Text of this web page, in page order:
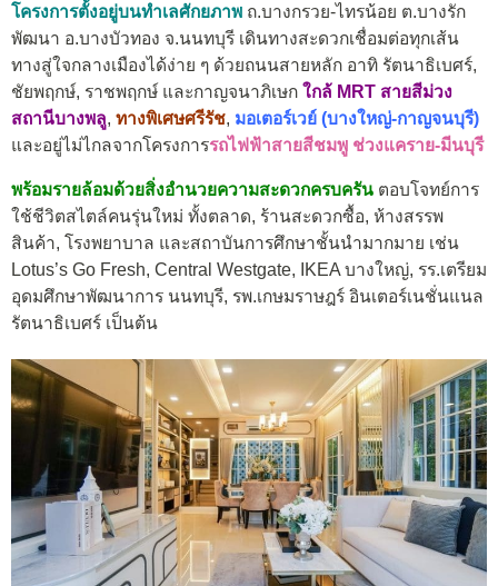
โครงการตั้งอยู่บนทำเลศักยภาพ ถ.บางกรวย-ไทรน้อย ต.บางรัก
พัฒนา อ.บางบัวทอง จ.นนทบุรี เดินทางสะดวกเชื่อมต่อทุกเส้น
ทางสู่ใจกลางเมืองได้ง่าย ๆ ด้วยถนนสายหลัก อาทิ รัตนาธิเบศร์,
ชัยพฤกษ์, ราชพฤกษ์ และกาญจนาภิเษก ใกล้ MRT สายสีม่วง
สถานีบางพลู, ทางพิเศษศรีรัช, มอเตอร์เวย์ (บางใหญ่-กาญจนบุรี)
และอยู่ไม่ไกลจากโครงการรถไฟฟ้าสายสีชมพู ช่วงแคราย-มีนบุรี
พร้อมรายล้อมด้วยสิ่งอำนวยความสะดวกครบครัน ตอบโจทย์การ
ใช้ชีวิตสไตล์คนรุ่นใหม่ ทั้งตลาด, ร้านสะดวกซื้อ, ห้างสรรพ
สินค้า, โรงพยาบาล และสถาบันการศึกษาชั้นนำมากมาย เช่น
Lotus’s Go Fresh, Central Westgate, IKEA บางใหญ่, รร.เตรียม
อุดมศึกษาพัฒนาการ นนทบุรี, รพ.เกษมราษฎร์ อินเตอร์เนชั่นแนล
รัตนาธิเบศร์ เป็นต้น